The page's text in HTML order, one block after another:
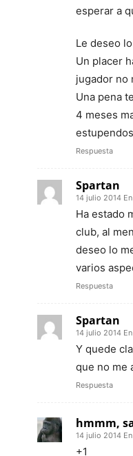
esperar a
Le deseo
Un placer
jugador no
Una pena
4 meses
Respuesta
Spartan
14 julio 2014
Ha estado
club, al
deseo lo
varios
Respuesta
Spartan
14 julio 2014
Y quede
que no me
Respuesta
hmmm,
14 julio 2014
+1